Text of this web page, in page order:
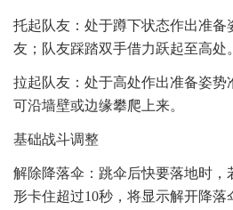
托起队友：处于蹲下状态作出准备
友；队友踩踏双手借力跃起至高处。
拉起队友：处于高处作出准备姿势
可沿墙壁或边缘攀爬上来。
基础战斗调整
解除降落伞：跳伞后快要落地时，
形卡住超过10秒，将显示解开降落